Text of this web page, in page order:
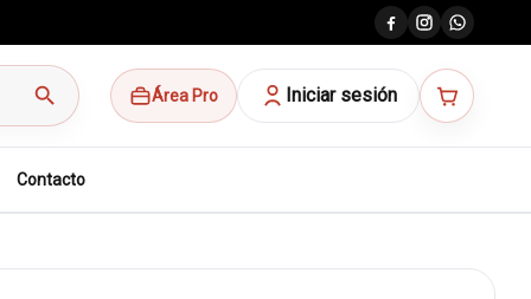
search Área Pro Iniciar sesión
Contacto